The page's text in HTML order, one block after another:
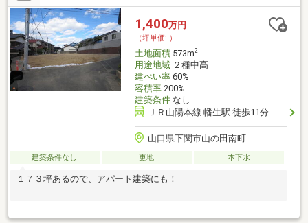
1,400万円
（坪単価:-）
土地面積573m2
用途地域２種中高
建ぺい率60%
容積率200%
建築条件なし
ＪＲ山陽本線 幡生駅 徒歩11分
山口県下関市山の田南町
建築条件なし 更地 本下水
１７３坪あるので、アパート建築にも！